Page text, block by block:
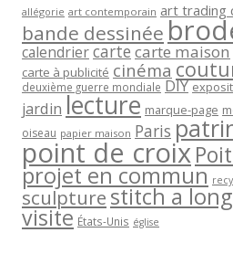
allégorie art contemporain art trading
bande dessinée
calendriercartecarte maison
carte à publicité cinéma
deuxième guerre mondiale DIY
jardin lecture marque-page
oiseau papier maison Paris
point de croix
projet en commun
sculpturestitch a long
visite États-Unis église